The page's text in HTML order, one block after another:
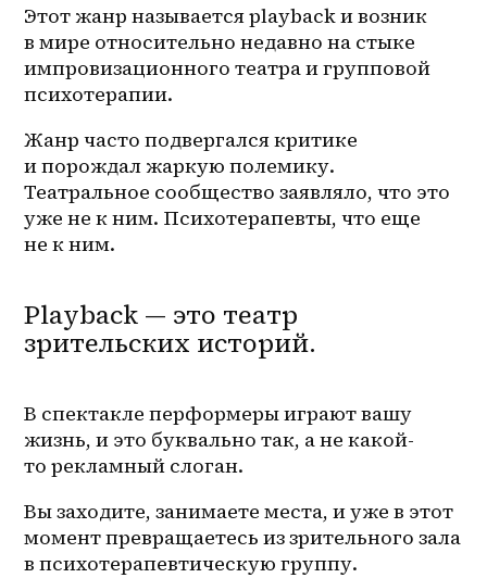
Этот жанр называется playback и возник
в мире относительно недавно на стыке
импровизационного театра и групповой
психотерапии.
Жанр часто подвергался критике
и порождал жаркую полемику.
Театральное сообщество заявляло, что это
уже не к ним. Психотерапевты, что еще
не к ним.
Playback — это театр
зрительских историй.
В спектакле перформеры играют вашу
жизнь, и это буквально так, а не какой-
то рекламный слоган.
Вы заходите, занимаете места, и уже в этот
момент превращаетесь из зрительного зала
в психотерапевтическую группу.